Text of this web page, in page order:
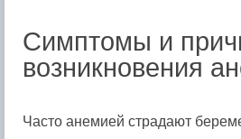
Симптомы и
возникновения
Часто анемией страдают